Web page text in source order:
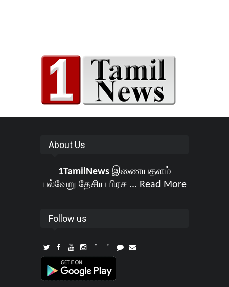
About Us
1TamilNewsஇணையதளம்
பல்வேறு தேசிய பிரச ... Read More
Follow us